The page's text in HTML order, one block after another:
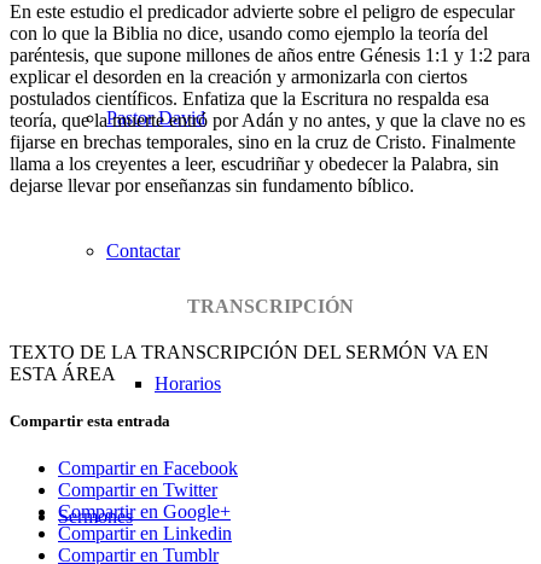
Pastor David
Contactar
Horarios
Sermones
En este estudio el predicador advierte sobre el peligro de especular
con lo que la Biblia no dice, usando como ejemplo la teoría del
paréntesis, que supone millones de años entre Génesis 1:1 y 1:2 para
explicar el desorden en la creación y armonizarla con ciertos
postulados científicos. Enfatiza que la Escritura no respalda esa
teoría, que la muerte entró por Adán y no antes, y que la clave no es
fijarse en brechas temporales, sino en la cruz de Cristo. Finalmente
llama a los creyentes a leer, escudriñar y obedecer la Palabra, sin
dejarse llevar por enseñanzas sin fundamento bíblico.
TRANSCRIPCIÓN
TEXTO DE LA TRANSCRIPCIÓN DEL SERMÓN VA EN
ESTA ÁREA
Compartir esta entrada
Compartir en Facebook
Compartir en Twitter
Compartir en Google+
Compartir en Linkedin
Compartir en Tumblr